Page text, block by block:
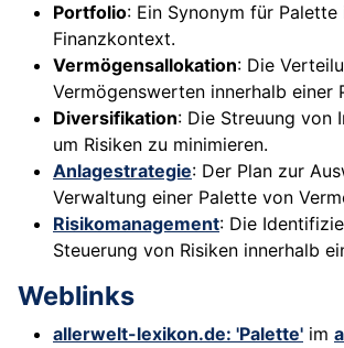
Portfolio: Ein Synonym für Palette
Finanzkontext.
Vermögensallokation: Die
Vermögenswerten innerhalb einer
Diversifikation: Die Streuung von
um Risiken zu minimieren.
Anlagestrategie: Der Plan zur
Verwaltung einer Palette von
Risikomanagement: Die
Steuerung von Risiken innerhalb
Weblinks
allerwelt-lexikon.de: 'Palette' im